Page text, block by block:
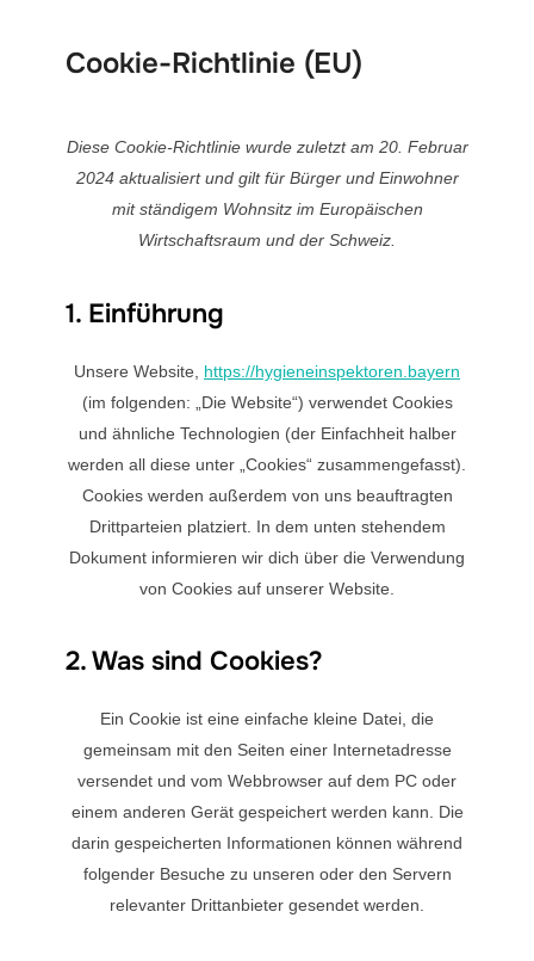
Cookie-Richtlinie (EU)
Diese Cookie-Richtlinie wurde zuletzt am 20. Februar
2024 aktualisiert und gilt für Bürger und Einwohner
mit ständigem Wohnsitz im Europäischen
Wirtschaftsraum und der Schweiz.
1. Einführung
Unsere Website, https://hygieneinspektoren.bayern
(im folgenden: „Die Website“) verwendet Cookies
und ähnliche Technologien (der Einfachheit halber
werden all diese unter „Cookies“ zusammengefasst).
Cookies werden außerdem von uns beauftragten
Drittparteien platziert. In dem unten stehendem
Dokument informieren wir dich über die Verwendung
von Cookies auf unserer Website.
2. Was sind Cookies?
Ein Cookie ist eine einfache kleine Datei, die
gemeinsam mit den Seiten einer Internetadresse
versendet und vom Webbrowser auf dem PC oder
einem anderen Gerät gespeichert werden kann. Die
darin gespeicherten Informationen können während
folgender Besuche zu unseren oder den Servern
relevanter Drittanbieter gesendet werden.